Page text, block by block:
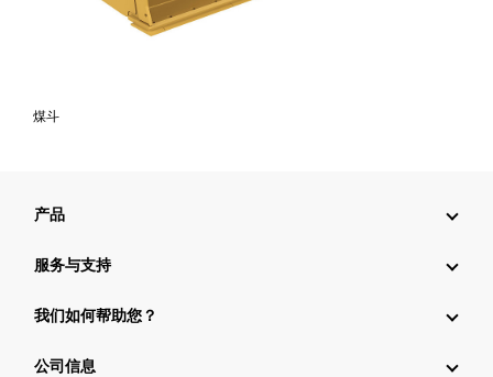
煤斗
产品
服务与支持
我们如何帮助您？
公司信息